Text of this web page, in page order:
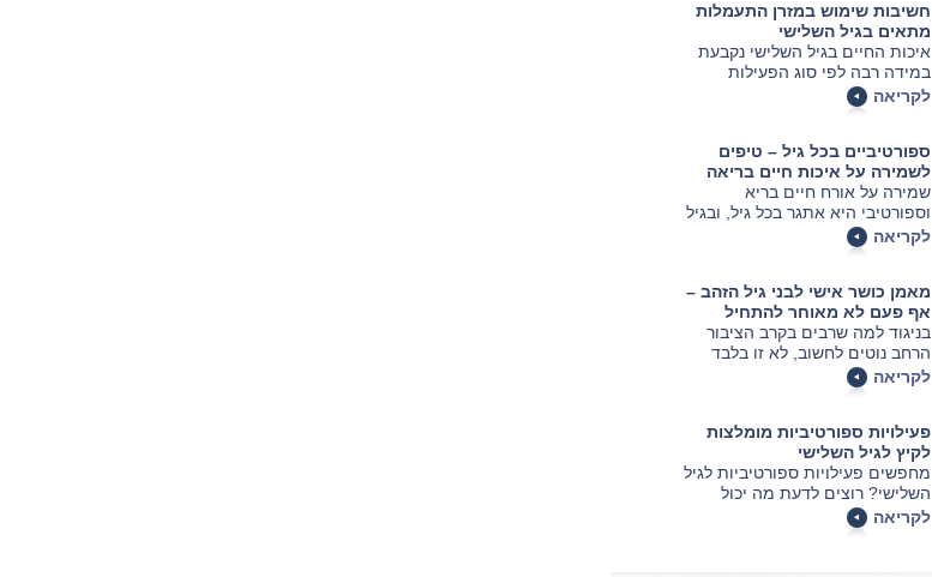
חשיבות שימוש במזרן התעמלות
מתאים בגיל השלישי
איכות החיים בגיל השלישי נקבעת
במידה רבה לפי סוג הפעילות
הגופנית שמבוצעת על ידי גברים
ונשים. את הפעילות כדאי לערוך על
לשמור על סרגל מאמצים ולהבטיח
ביצועים גבוהים
לקריאה
ספורטיביים בכל גיל – טיפים
לשמירה על איכות חיים בריאה
שמירה על אורח חיים בריא
וספורטיבי היא אתגר בכל גיל, ובגיל
הזהב על אחת כמה וכמה. עם זאת,
לא רק שלא מדובר במשימה בלתי
וחשובה.
לקריאה
מאמן כושר אישי לבני גיל הזהב –
אף פעם לא מאוחר להתחיל
בניגוד למה שרבים בקרב הציבור
הרחב נוטים לחשוב, לא זו בלבד
שגיל הזהב אינו מהווה תירוץ להזניח
את הכושר הגופני, אלא שהכניסה
להתחיל לעסוק בכושר גופני, גם אם
לפני כן המתאמן מעולם לא התנסה
בתחום.
לקריאה
פעילויות ספורטיביות מומלצות
לקיץ לגיל השלישי
מחפשים פעילויות ספורטיביות לגיל
השלישי? רוצים לדעת מה יכול
להתאים להם ולפי מה כדאי
להחליט? כנסו לכתבה ותוכלו לראות
לקריאה